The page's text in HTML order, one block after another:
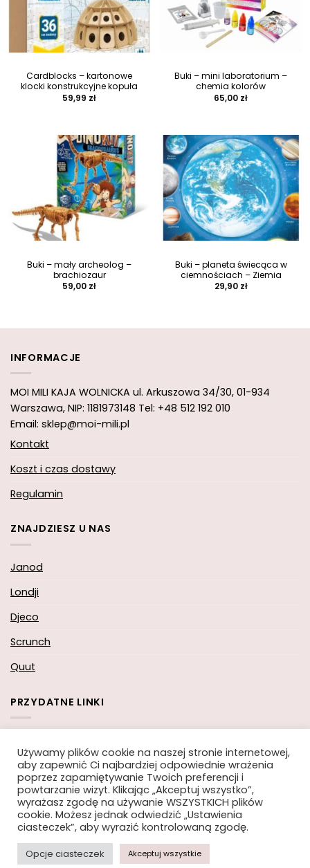
Cardblocks – kartonowe
klocki konstrukcyjne kopuła
59,99 zł
Buki – mini laboratorium –
chemia kolorów
65,00 zł
Buki – mały archeolog –
brachiozaur
59,00 zł
Buki – planeta świecąca w
ciemnościach – Ziemia
29,90 zł
INFORMACJE
MOI MILI KAJA WOLNICKA ul. Arkuszowa 34/30, 01-934
Warszawa, NIP: 1181973148 Tel: +48 512 192 010
Email: sklep@moi-mili.pl
Kontakt
Koszt i czas dostawy
Regulamin
ZNAJDZIESZ U NAS
Janod
Londji
Djeco
Scrunch
Quut
PRZYDATNE LINKI
Moje konto
Zamówienie
Używamy plików cookie na naszej stronie internetowej,
aby zapewnić Ci najbardziej odpowiednie wrażenia
poprzez zapamiętywanie Twoich preferencji i
powtarzanie wizyt. Klikając „Akceptuj wszystko”,
wyrażasz zgodę na używanie WSZYSTKICH plików
cookie. Możesz jednak odwiedzić „Ustawienia
ciasteczek”, aby wyrazić kontrolowaną zgodę.
Opcje ciasteczek Akceptuj wszystkie